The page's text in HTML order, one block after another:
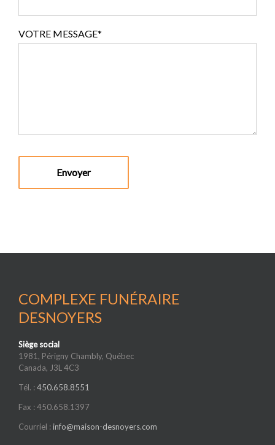
VOTRE MESSAGE*
COMPLEXE FUNÉRAIRE
DESNOYERS
Siège social
1981, Périgny Chambly, Québec
Canada, J3L 4C3
Tél. :450.658.8551
Fax : 450.658.1397
Courriel :info@maison-desnoyers.com